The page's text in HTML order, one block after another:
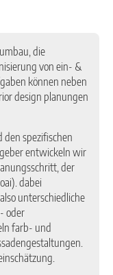
die
von ein- &
können neben
design planungen
spezifischen
entwickeln wir
der
dabei
unterschiedliche
oder
farb- und